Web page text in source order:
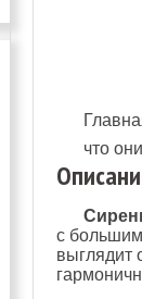
что
с
выглядит